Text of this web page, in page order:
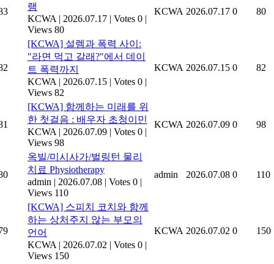
램
KCWA | 2026.07.17 | Votes 0 |
Views 80
KCWA 2026.07.17 0 80
[KCWA] 설렘과 폭력 사이:
"라면 먹고 갈래?"에서 데이
트 폭력까지
KCWA | 2026.07.15 | Votes 0 |
Views 82
KCWA 2026.07.15 0 82
[KCWA] 함께하는 미래를 위
한 첫걸음 : 배우자 초청이민
KCWA | 2026.07.09 | Votes 0 |
Views 98
KCWA 2026.07.09 0 98
옥빌/미시사가/벌링턴 물리
치료 Physiotherapy
admin | 2026.07.08 | Votes 0 |
Views 110
admin 2026.07.08 0 110
[KCWA] 스피치 코치와 함께
하는 상처주지 않는 부모의
언어
KCWA | 2026.07.02 | Votes 0 |
Views 150
KCWA 2026.07.02 0 150